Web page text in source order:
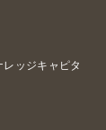
ッジキャピタ